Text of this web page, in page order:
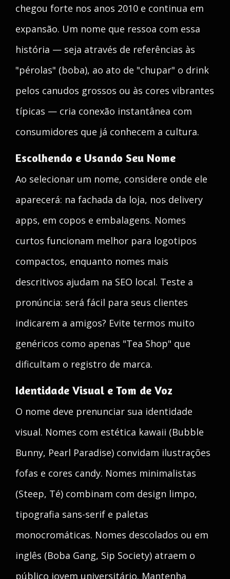
chegou forte nos anos 2010 e continua em
expansão. Um nome que ressoa com essa
história — seja através de referências às
"pérolas" (boba), ao ato de "chupar" o drink
pelos canudos grossos ou às cores vibrantes
típicas — cria conexão instantânea com
consumidores que já conhecem a cultura.
Escolhendo e Usando Seu Nome
Ao selecionar um nome, considere onde ele
aparecerá: na fachada da loja, nos delivery
apps, em copos e embalagens. Nomes
curtos funcionam melhor para logotipos
compactos, enquanto nomes mais
descritivos ajudam na SEO local. Teste a
pronúncia: será fácil para seus clientes
indicarem a amigos? Evite termos muito
genéricos como apenas "Tea Shop" que
dificultam o registro de marca.
Identidade Visual e Tom de Voz
O nome deve prenunciar sua identidade
visual. Nomes com estética kawaii (Bubble
Bunny, Pearl Paradise) convidam ilustrações
fofas e cores candy. Nomes minimalistas
(Steep, Té) combinam com design limpo,
tipografia sans-serif e paletas
monocromáticas. Nomes descolados ou em
inglês (Boba Gang, Sip Society) atraem o
público jovem universitário. Mantenha